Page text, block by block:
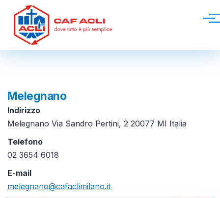
Salta al contenuto principale
Melegnano
Indirizzo
Melegnano Via Sandro Pertini, 2 20077 MI Italia
Telefono
02 3654 6018
E-mail
melegnano@cafaclimilano.it